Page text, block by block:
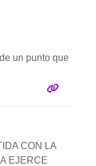
un punto que
CON LA
EJERCE